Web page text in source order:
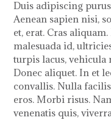
Duis adipiscing
Aenean sapien nisi,
et, erat. Cras
malesuada id,
turpis lacus, vehicula
Donec aliquet. In et
convallis. Nulla
eros. Morbi risus.
venenatis quis,